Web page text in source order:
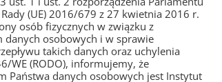
(UE) 2016/679 z 27 kwietnia 2016 r.
osób fizycznych w związku z
danych osobowych i w sprawie
takich danych oraz uchylenia
WE (RODO), informujemy, że
Państwa danych osobowych jest Instytut